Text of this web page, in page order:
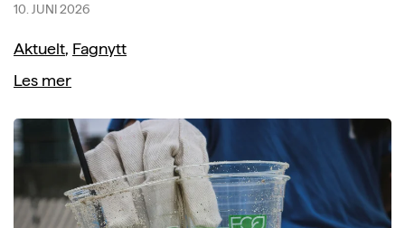
10. JUNI 2026
Aktuelt, Fagnytt
Les mer